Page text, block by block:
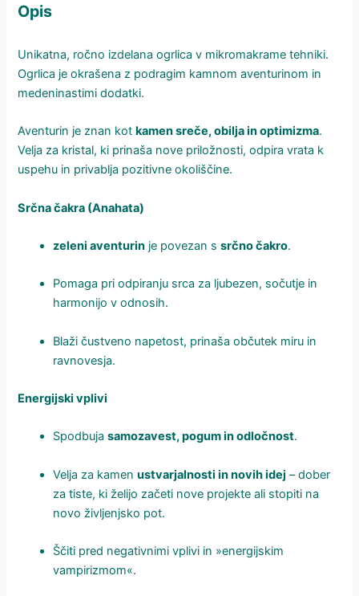
Opis
Unikatna, ročno izdelana ogrlica v mikromakrame tehniki.
Ogrlica je okrašena z podragim kamnom aventurinom in
medeninastimi dodatki.
Aventurin je znan kotkamen sreče, obilja in optimizma.
Velja za kristal, ki prinaša nove priložnosti, odpira vrata k
uspehu in privablja pozitivne okoliščine.
Srčna čakra (Anahata)
zeleni aventurin je povezan ssrčno čakro.
Pomaga pri odpiranju srca za ljubezen, sočutje in
harmonijo v odnosih.
Blaži čustveno napetost, prinaša občutek miru in
ravnovesja.
Energijski vplivi
Spodbujasamozavest, pogum in odločnost.
Velja za kamenustvarjalnosti in novih idej – dober
za tiste, ki želijo začeti nove projekte ali stopiti na
novo življenjsko pot.
Ščiti pred negativnimi vplivi in »energijskim
vampirizmom«.